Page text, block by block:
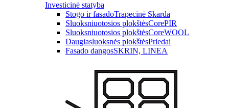
Investicinė statyba
Stogo ir fasadoTrapecinė Skarda
Sluoksniuotosios plokštėsCorePIR
Sluoksniuotosios plokštėsCoreWOOL
Daugiasluoksnės plokštėsPriedai
Fasado dangosSKRIN, LINEA